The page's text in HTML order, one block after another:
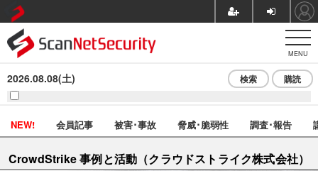
MENU
2026.08.08(土) 検索 購読
NEW! 会員記事 被害･事故 脅威･脆弱性 調査･報告
CrowdStrike 事例と活動（クラウドストライク株式会社）